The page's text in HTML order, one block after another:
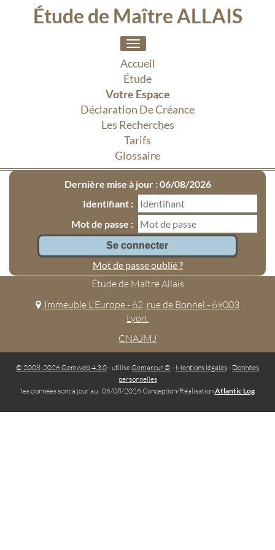
Étude de Maître ALLAIS
Toggle
navigation
Accueil
Étude
Votre Espace
Déclaration De Créance
Les Recherches
Tarifs
Glossaire
Dernière mise à jour : 06/08/2026
Identifiant :
Mot de passe :
Mot de passe oublié ?
Étude de Maître Allais
Immeuble L'Europe - 62, rue de Bonnel - 69003
Lyon.
CNAJMJ
© 2008-2026 Gemweb 4.3.0- utiliseGemarcur © - Mentions légales- Données
personnelles
les données sont à jour au : 06/08/2026 Conception/RéalisationAtlantic Log